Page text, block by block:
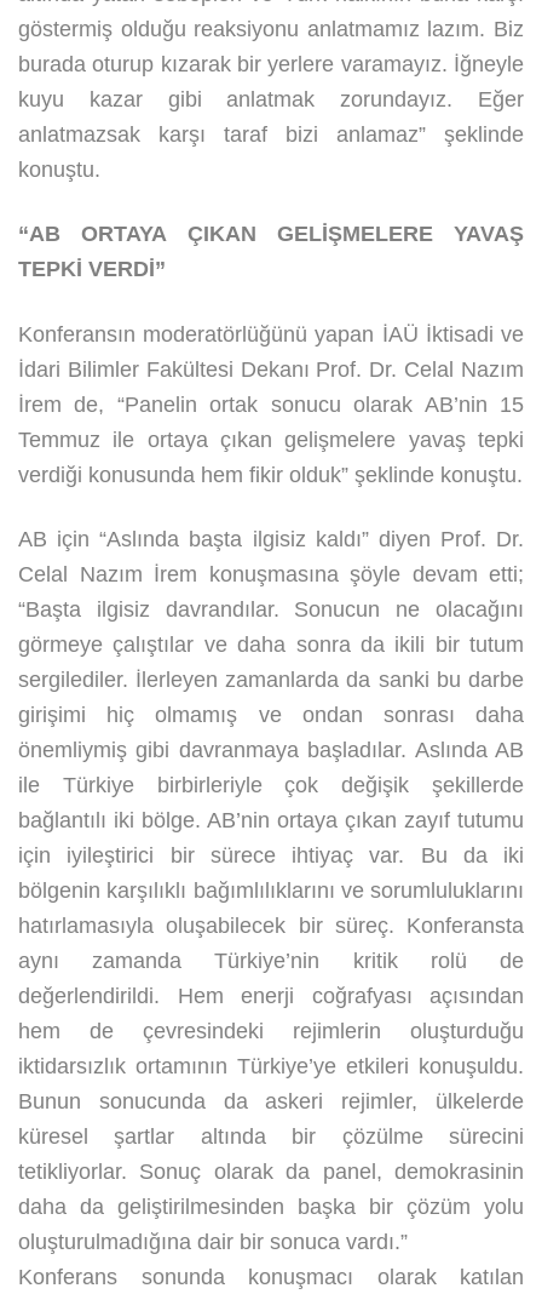
göstermiş olduğu reaksiyonu anlatmamız lazım. Biz
burada oturup kızarak bir yerlere varamayız. İğneyle
kuyu kazar gibi anlatmak zorundayız. Eğer
anlatmazsak karşı taraf bizi anlamaz” şeklinde
konuştu.
“AB ORTAYA ÇIKAN GELİŞMELERE YAVAŞ
TEPKİ VERDİ”
Konferansın moderatörlüğünü yapan İAÜ İktisadi ve
İdari Bilimler Fakültesi Dekanı Prof. Dr. Celal Nazım
İrem de, “Panelin ortak sonucu olarak AB’nin 15
Temmuz ile ortaya çıkan gelişmelere yavaş tepki
verdiği konusunda hem fikir olduk” şeklinde konuştu.
AB için “Aslında başta ilgisiz kaldı” diyen Prof. Dr.
Celal Nazım İrem konuşmasına şöyle devam etti;
“Başta ilgisiz davrandılar. Sonucun ne olacağını
görmeye çalıştılar ve daha sonra da ikili bir tutum
sergilediler. İlerleyen zamanlarda da sanki bu darbe
girişimi hiç olmamış ve ondan sonrası daha
önemliymiş gibi davranmaya başladılar. Aslında AB
ile Türkiye birbirleriyle çok değişik şekillerde
bağlantılı iki bölge. AB’nin ortaya çıkan zayıf tutumu
için iyileştirici bir sürece ihtiyaç var. Bu da iki
bölgenin karşılıklı bağımlılıklarını ve sorumluluklarını
hatırlamasıyla oluşabilecek bir süreç. Konferansta
aynı zamanda Türkiye’nin kritik rolü de
değerlendirildi. Hem enerji coğrafyası açısından
hem de çevresindeki rejimlerin oluşturduğu
iktidarsızlık ortamının Türkiye’ye etkileri konuşuldu.
Bunun sonucunda da askeri rejimler, ülkelerde
küresel şartlar altında bir çözülme sürecini
tetikliyorlar. Sonuç olarak da panel, demokrasinin
daha da geliştirilmesinden başka bir çözüm yolu
oluşturulmadığına dair bir sonuca vardı.”
Konferans sonunda konuşmacı olarak katılan